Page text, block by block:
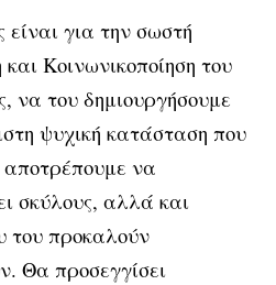
είναι για την σωστή
και Κοινωνικοποίηση του
να του δημιουργήσουμε
ψυχική κατάσταση που
να
σκύλους, αλλά και
του προκαλούν
Θα προσεγγίσει